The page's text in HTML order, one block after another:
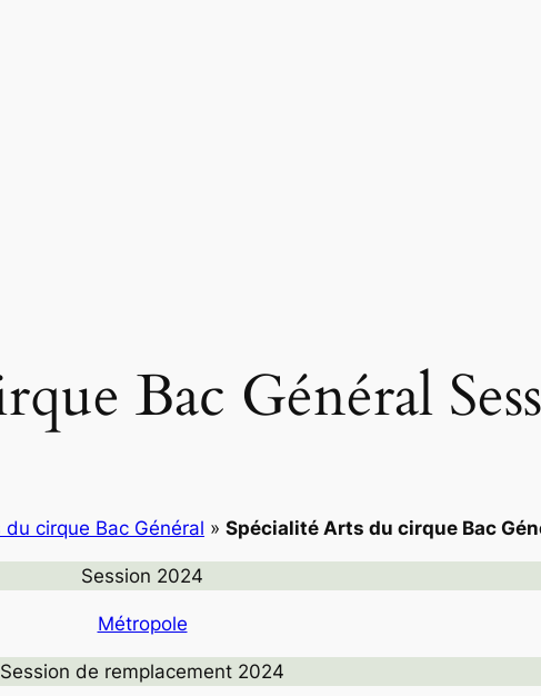
Bac Général
cirque Bac Général » Spécialité Arts du cirque Bac
Session 2024
Métropole
Session de remplacement 2024